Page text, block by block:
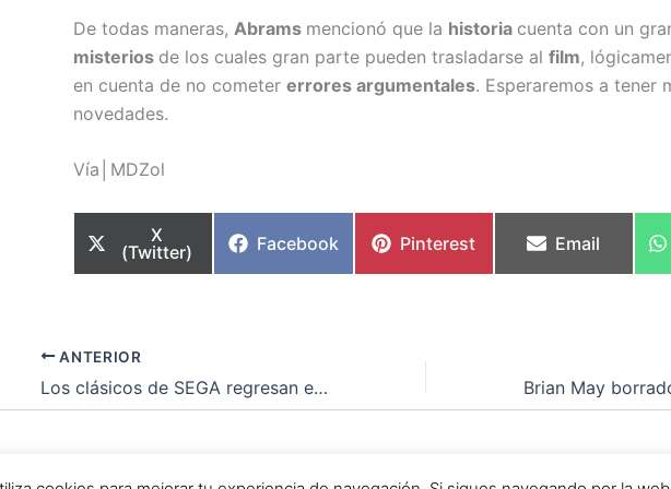
De todas maneras, Abrams mencionó que la historia cuenta con un
misterios de los cuales gran parte pueden trasladarse al film,
en cuenta de no cometer errores argumentales. Esperaremos a tener
novedades.
Vía│MDZol
Compartir
en
X
(Twitter)
Compartir
Facebook
Compartir
Pinterest
Compartir
Email
ANTERIOR
Los clásicos de SEGA regresan en PS3 y Xbox 360